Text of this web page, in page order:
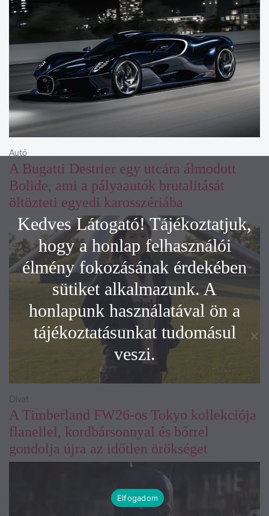
A Bugatti Destrier egy utcára álmodott
Bolide, ami a pályaautók brutalitását
öltözteti egyedi karosszériába
Autó
A Timberland FW26-os Tokyo kollekciója
flanellel, kordbársonnyal és bőrrel
gondolja újra az időtlen örökséget
Divat
Kedves Látogató! Tájékoztatjuk,
hogy a honlap felhasználói
élmény fokozásának érdekében
sütiket alkalmazunk. A
honlapunk használatával ön a
tájékoztatásunkat tudomásul
veszi.
Elfogadom